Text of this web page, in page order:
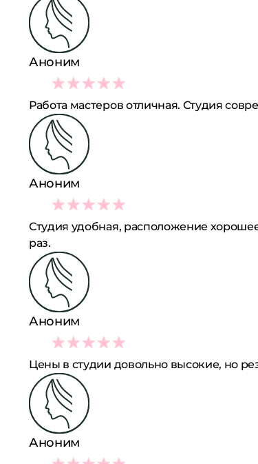
Аноним
5
Работа мастеров отличная. Студия
Аноним
3
Студия удобная, расположение
раз.
Аноним
4
Цены в студии довольно высокие, но
Аноним